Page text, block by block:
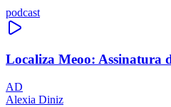
podcast
Localiza Meoo: Assinatura
AD
Alexia Diniz